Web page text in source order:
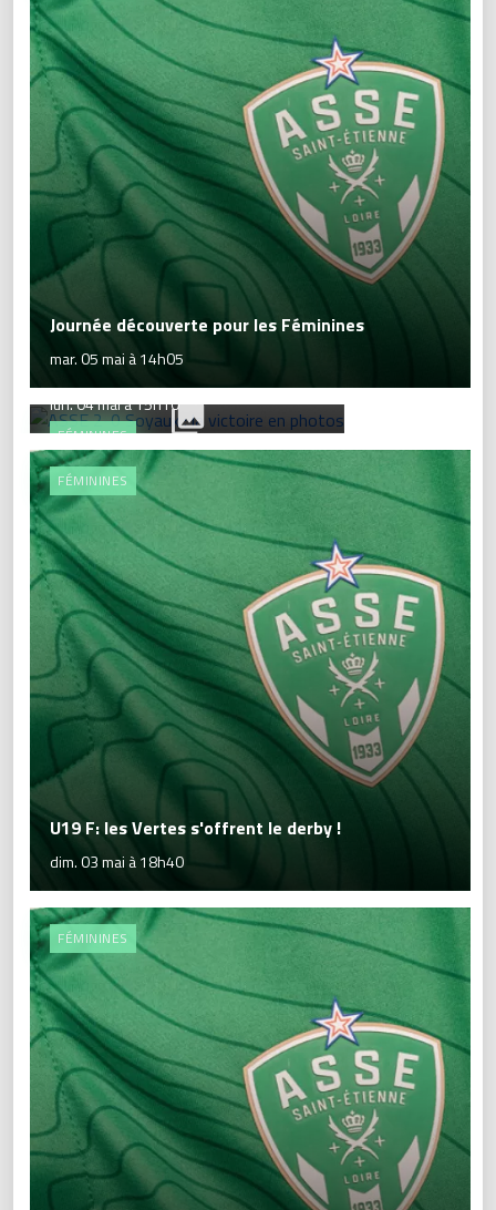
Journée découverte pour les Féminines
mar. 05 mai à 14h05
FÉMININES
ASSE 2-0 Soyaux : la victoire en photos
lun. 04 mai à 15h10
FÉMININES
U19 F: les Vertes s'offrent le derby !
dim. 03 mai à 18h40
FÉMININES